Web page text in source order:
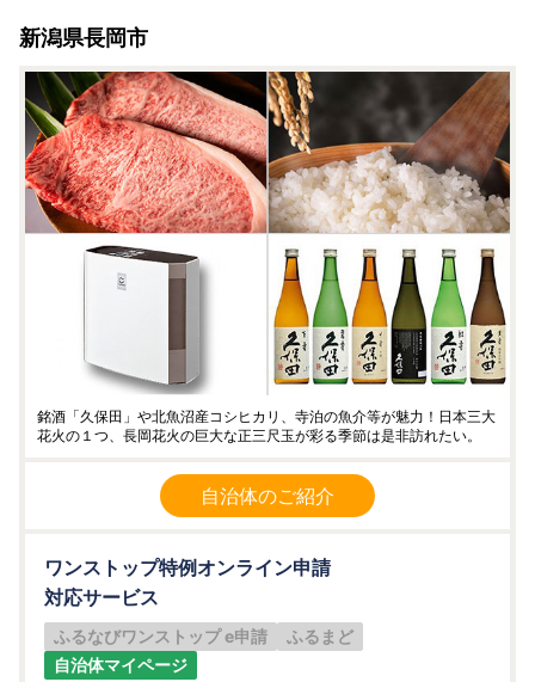
新潟県長岡市
銘酒「久保田」や北魚沼産コシヒカリ、寺泊の魚介等が魅力！日本三大
花火の１つ、長岡花火の巨大な正三尺玉が彩る季節は是非訪れたい。
自治体のご紹介
ワンストップ特例オンライン申請
対応サービス
ふるなびワンストップ e申請
ふるまど
自治体マイページ